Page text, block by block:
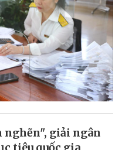
nghẽn", giải ngân